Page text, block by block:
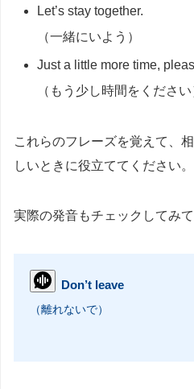
Let’s stay together.
（一緒にいよう）
Just a little more time,
（もう少し時間をください
これらのフレーズを覚えて、
しいときに役立ててください。
実際の発音もチェックしてみ
Don’t leave
（離れないで）